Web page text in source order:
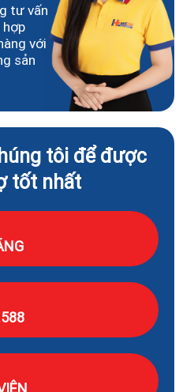
tư vấn
hợp
với
sản
tôi để được
tốt nhất